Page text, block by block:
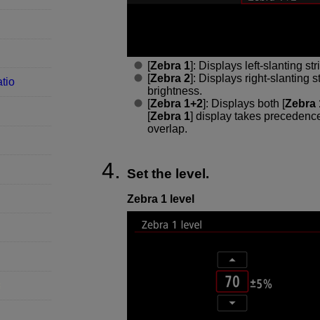
[Zebra 1]: Displays left-slanting
[Zebra 2]: Displays right-slanting
brightness.
[Zebra 1+2]: Displays both [Zebra
[Zebra 1] display takes
overlap.
Set the level.
Zebra 1 level